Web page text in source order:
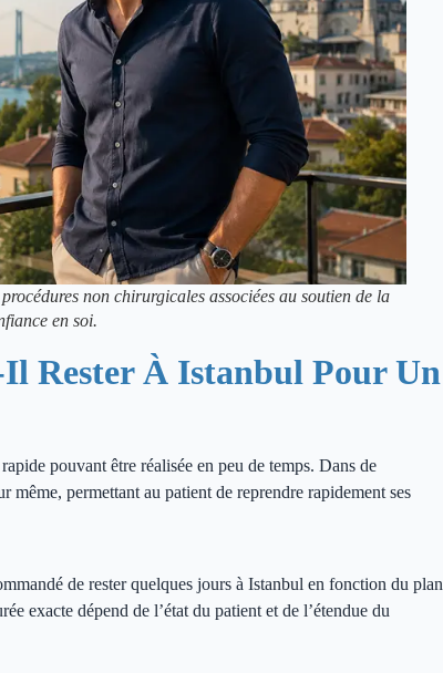
non chirurgicales associées au soutien de la
en soi.
Rester À Istanbul Pour Un
pouvant être réalisée en peu de temps. Dans de
permettant au patient de reprendre rapidement ses
de rester quelques jours à Istanbul en fonction du plan
exacte dépend de l’état du patient et de l’étendue du